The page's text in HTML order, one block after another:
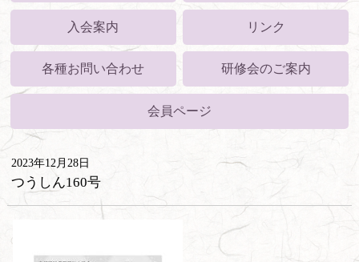
入会案内 リンク
各種お問い合わせ 研修会のご案内
会員ページ
2023年12月28日
つうしん160号